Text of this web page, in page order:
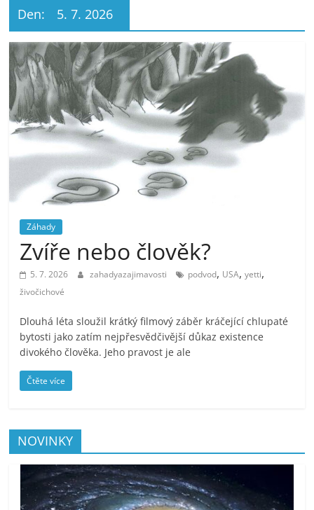
Den: 5. 7. 2026
Záhady
Zvíře nebo člověk?
5. 7. 2026 zahadyazajimavosti podvod, USA,yetti,
živočichové
Dlouhá léta sloužil krátký filmový záběr kráčející chlupaté
bytosti jako zatím nejpřesvědčivější důkaz existence
divokého člověka. Jeho pravost je ale
Čtěte více
NOVINKY